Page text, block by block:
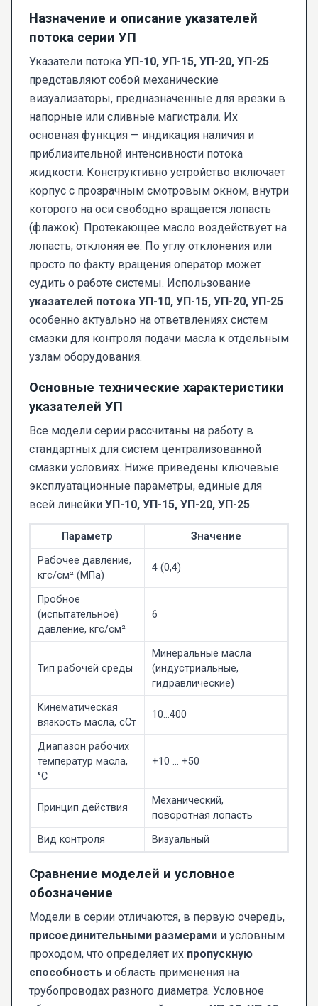
Назначение и описание указателей
потока серии УП
Указатели потока УП-10, УП-15, УП-20, УП-25
представляют собой механические
визуализаторы, предназначенные для врезки в
напорные или сливные магистрали. Их
основная функция — индикация наличия и
приблизительной интенсивности потока
жидкости. Конструктивно устройство включает
корпус с прозрачным смотровым окном, внутри
которого на оси свободно вращается лопасть
(флажок). Протекающее масло воздействует на
лопасть, отклоняя ее. По углу отклонения или
просто по факту вращения оператор может
судить о работе системы. Использование
указателей потока УП-10, УП-15, УП-20, УП-25
особенно актуально на ответвлениях систем
смазки для контроля подачи масла к отдельным
узлам оборудования.
Основные технические характеристики
указателей УП
Все модели серии рассчитаны на работу в
стандартных для систем централизованной
смазки условиях. Ниже приведены ключевые
эксплуатационные параметры, единые для
всей линейки УП-10, УП-15, УП-20, УП-25.
Параметр
Значение
Рабочее давление,
кгс/см² (МПа)
4 (0,4)
Пробное
(испытательное)
давление, кгс/см²
6
Тип рабочей среды
Минеральные масла
(индустриальные,
гидравлические)
Кинематическая
вязкость масла, сСт
10...400
Диапазон рабочих
температур масла,
°C
+10 ... +50
Принцип действия
Механический,
поворотная лопасть
Вид контроля
Визуальный
Сравнение моделей и условное
обозначение
Модели в серии отличаются, в первую очередь,
присоединительными размерами и условным
проходом, что определяет их пропускную
способность и область применения на
трубопроводах разного диаметра. Условное